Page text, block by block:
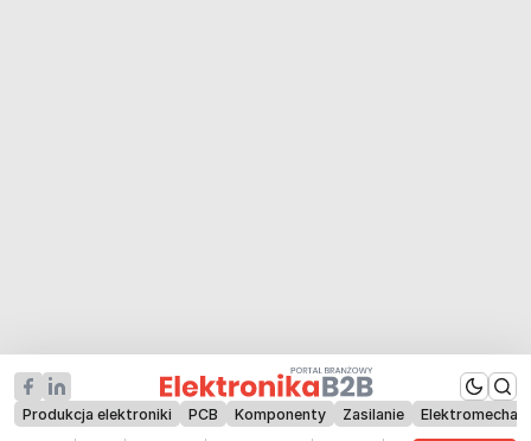
Produkcja elektroniki PCB Komponenty Zasilanie